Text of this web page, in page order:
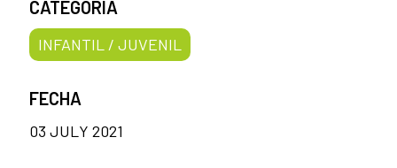
CATEGORÍA
INFANTIL / JUVENIL
FECHA
03 JULY 2021